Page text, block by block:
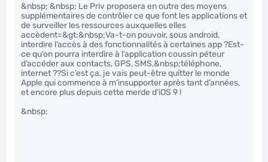
&nbsp; &nbsp; Le Priv proposera en outre des moyens
supplémentaires de contrôler ce que font les applications et
de surveiller les ressources auxquelles elles
accèdent=&gt;&nbsp;Va-t-on pouvoir, sous android,
interdire l’accès à des fonctionnalités à certaines app ?Est-
ce qu’on pourra interdire à l’application coussin péteur
d’accéder aux contacts, GPS, SMS,&nbsp;téléphone,
internet ??Si c’est ça, je vais peut-être quitter le monde
Apple qui commence à m’insupporter après tant d’années,
et encore plus depuis cette merde d’iOS 9 !
&nbsp;